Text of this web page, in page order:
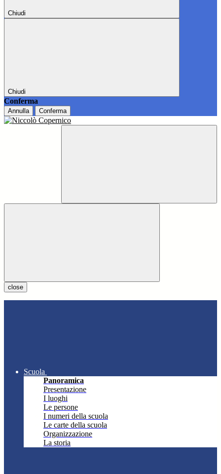
Chiudi
Chiudi
Conferma
Annulla Conferma
close
Scuola
Panoramica
Presentazione
I luoghi
Le persone
I numeri della scuola
Le carte della scuola
Organizzazione
La storia